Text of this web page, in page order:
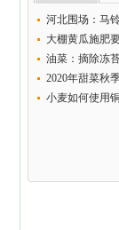
河北围场：马
大棚黄瓜施肥
油菜：摘除冻
2020年甜菜秋
小麦如何使用